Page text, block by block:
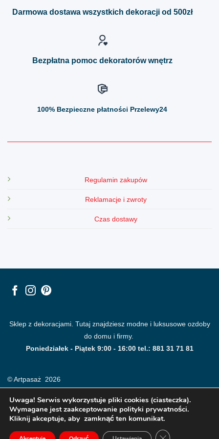
Darmowa dostawa wszystkich dekoracji od 500zł
Bezpłatna pomoc dekoratorów wnętrz
100% Bezpieczne płatności Przelewy24
Regulamin zakupów
Reklamacje i zwroty
Czas dostawy
Sklep z dekoracjami. Tutaj znajdziesz modne i luksusowe ozdoby
do domu i firmy.
Poniedziałek - Piątek 9:00 - 16:00 tel.: 881 31 71 81
© Artpasaż 2026
Uwaga! Serwis wykorzystuje pliki cookies (ciasteczka).
Wymagane jest zaakceptowanie polityki prywatności.
Kliknij akceptuje, aby zamknąć ten komunikat.
ZAMKNIJ